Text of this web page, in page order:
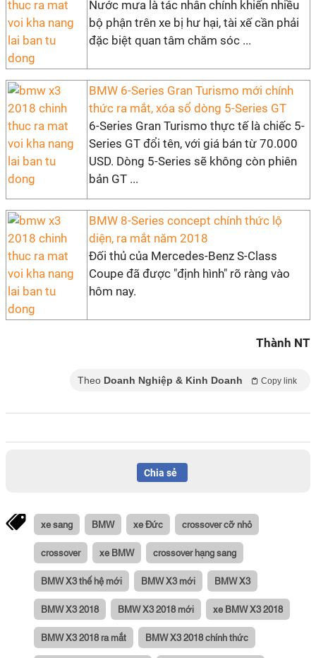
Nước mưa là tác nhân chính khiến nhiều
bộ phận trên xe bị hư hại, tài xế cần phải
đặc biệt quan tâm chăm sóc ...
BMW 6-Series Gran Turismo mới chính
thức ra mắt, xóa sổ dòng 5-Series GT
6-Series Gran Turismo thực tế là chiếc 5-
Series GT đổi tên, với giá bán từ 70.000
USD. Dòng 5-Series sẽ không còn phiên
bản GT ...
BMW 8-Series concept chính thức lộ
diện, ra mắt năm 2018
Đối thủ của Mercedes-Benz S-Class
Coupe đã được "định hình" rõ ràng vào
hôm nay.
Thành NT
Theo Doanh Nghiệp & Kinh Doanh Copy link
Chia sẻ
xe sang BMW xe Đức crossover cỡ nhỏ
crossover xe BMW crossover hạng sang
BMW X3 thế hệ mới BMW X3 mới BMW X3
BMW X3 2018 BMW X3 2018 mới xe BMW X3 2018
BMW X3 2018 ra mắt BMW X3 2018 chính thức